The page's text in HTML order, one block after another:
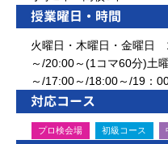
授業曜日・時間
火曜日・木曜日・金曜日
～/20:00～(1コマ60分)土
～/17:00～/18:00～/19：
対応コース
プロ検会場 初級コース